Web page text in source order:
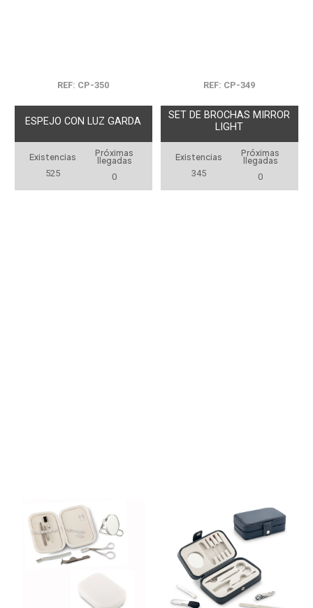
REF: CP-350
ESPEJO CON LUZ GARDA
Existencias
525
Próximas
llegadas
0
REF: CP-349
SET DE BROCHAS MIRROR
LIGHT
Existencias
345
Próximas
llegadas
0